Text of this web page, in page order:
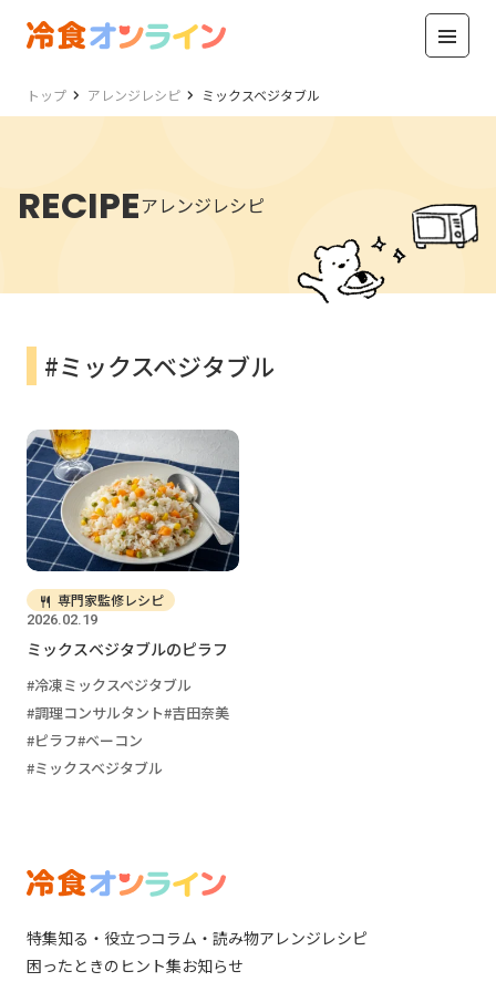
トップ アレンジレシピ ミックスベジタブル
RECIPEアレンジレシピ
#ミックスベジタブル
2026.02.19
専門家監修レシピ
ミックスベジタブルのピラフ
冷凍ミックスベジタブル
調理コンサルタント 吉田奈美
ピラフ ベーコン
ミックスベジタブル
特集知る・役立つコラム・読み物アレンジレシピ
困ったときのヒント集お知らせ